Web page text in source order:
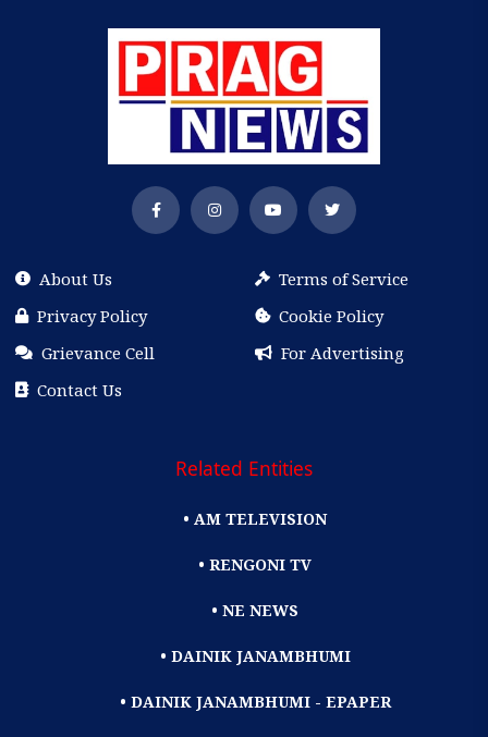
About Us
Terms of Service
Privacy Policy
Cookie Policy
Grievance Cell
For Advertising
Contact Us
Related Entities
• AM TELEVISION
• RENGONI TV
• NE NEWS
• DAINIK JANAMBHUMI
• DAINIK JANAMBHUMI - EPAPER